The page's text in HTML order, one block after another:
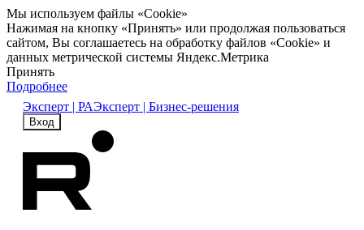
Мы используем файлы «Cookie»
Нажимая на кнопку «Принять» или продолжая пользоваться
сайтом, Вы соглашаетесь на обработку файлов «Cookie» и
данных метрической системы Яндекс.Метрика
Принять
Подробнее
Эксперт | РАЭксперт | Бизнес-решения
Вход